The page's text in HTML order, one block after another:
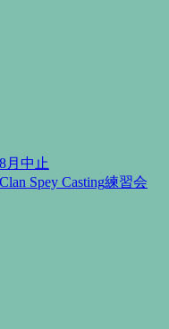
月中止
Spey Casting練習会